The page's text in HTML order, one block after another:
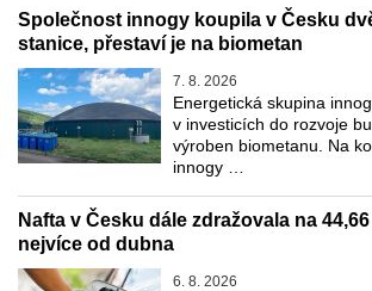
Společnost innogy koupila v Česku
stanice, přestaví je na biometan
7. 8. 2026
Energetická skupina
v investicích do rozvoje
výroben biometanu. Na
innogy …
Nafta v Česku dále zdražovala na
nejvíce od dubna
6. 8. 2026